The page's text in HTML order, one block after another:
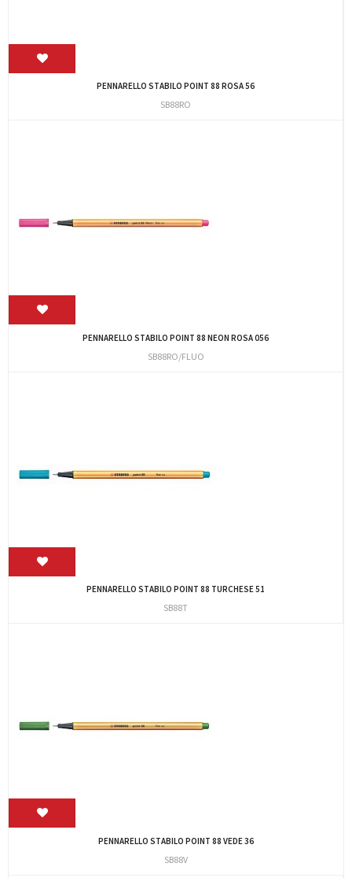
PENNARELLO STABILO POINT 88 ROSA 56
SB88RO
PENNARELLO STABILO POINT 88 NEON ROSA 056
SB88RO/FLUO
PENNARELLO STABILO POINT 88 TURCHESE 51
SB88T
PENNARELLO STABILO POINT 88 VEDE 36
SB88V